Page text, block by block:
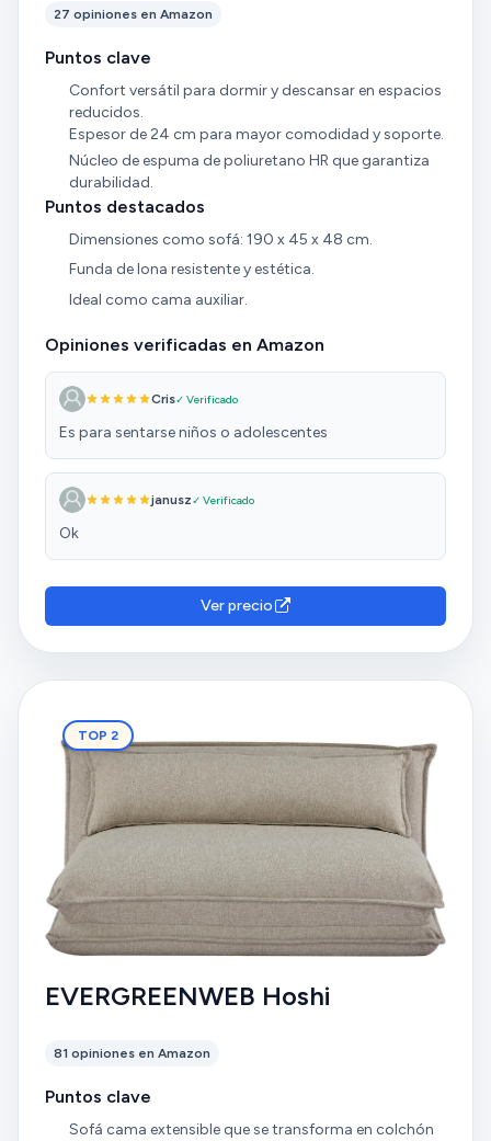
27 opiniones en Amazon
Puntos clave
Confort versátil para dormir y descansar en espacios
reducidos.
Espesor de 24 cm para mayor comodidad y soporte.
Núcleo de espuma de poliuretano HR que garantiza
durabilidad.
Puntos destacados
Dimensiones como sofá: 190 x 45 x 48 cm.
Funda de lona resistente y estética.
Ideal como cama auxiliar.
Opiniones verificadas en Amazon
Cris✓ Verificado
Es para sentarse niños o adolescentes
janusz✓ Verificado
Ok
Ver precio
TOP 2
EVERGREENWEB Hoshi
81 opiniones en Amazon
Puntos clave
Sofá cama extensible que se transforma en colchón